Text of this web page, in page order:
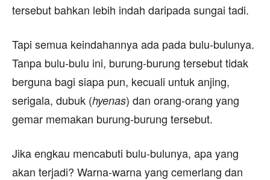
tersebut bahkan lebih indah daripada sungai tadi.
Tapi semua keindahannya ada pada bulu-bulunya.
Tanpa bulu-bulu ini, burung-burung tersebut tidak
berguna bagi siapa pun, kecuali untuk anjing,
serigala, dubuk (hyenas) dan orang-orang yang
gemar memakan burung-burung tersebut.
Jika engkau mencabuti bulu-bulunya, apa yang
akan terjadi? Warna-warna yang cemerlang dan